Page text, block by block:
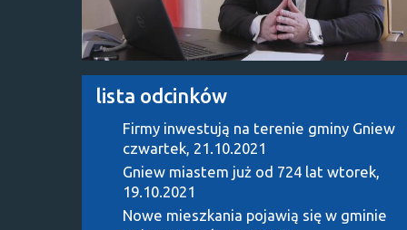
wideo
lista odcinków
Firmy inwestują na terenie gminy Gniew
czwartek, 21.10.2021
Gniew miastem już od 724 lat wtorek,
19.10.2021
Nowe mieszkania pojawią się w gminie